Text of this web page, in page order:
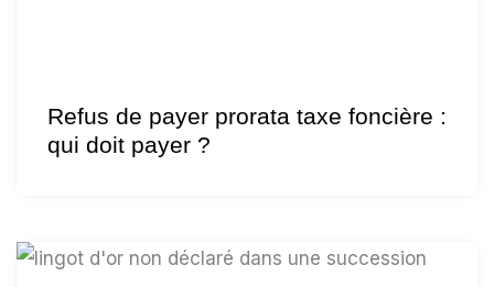
Refus de payer prorata taxe foncière :
qui doit payer ?